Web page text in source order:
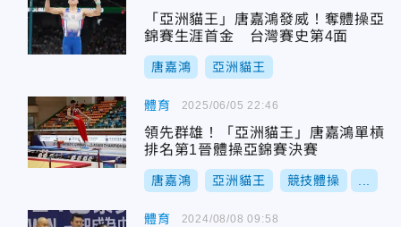
「亞洲貓王」唐嘉鴻發威！奪體操亞
錦賽生涯首金 台灣賽史第4面
唐嘉鴻 亞洲貓王
體育
領先群雄！「亞洲貓王」唐嘉鴻單槓
排名第1晉體操亞錦賽決賽
唐嘉鴻 亞洲貓王 競技體操
2025/06/05 22:46
體育 2024/08/08 09:58